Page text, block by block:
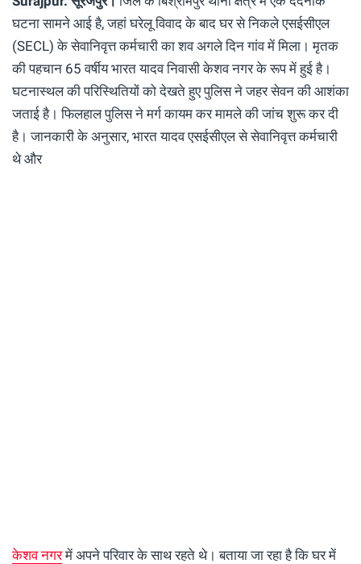
घटना सामने आई है, जहां घरेलू विवाद के बाद घर से निकले एसईसीएल
(SECL) के सेवानिवृत्त कर्मचारी का शव अगले दिन गांव में मिला। मृतक
की पहचान 65 वर्षीय भारत यादव निवासी केशव नगर के रूप में हुई है।
घटनास्थल की परिस्थितियों को देखते हुए पुलिस ने जहर सेवन की आशंका
जताई है। फिलहाल पुलिस ने मर्ग कायम कर मामले की जांच शुरू कर दी
है। जानकारी के अनुसार, भारत यादव एसईसीएल से सेवानिवृत्त कर्मचारी
थे और
केशव नगरमें अपने परिवार के साथ रहते थे। बताया जा रहा है कि घर में